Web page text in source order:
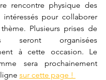
rencontre physique des
intéressés pour collaborer
Plusieurs prises de
seront organisées
à cette occasion. Le
sera prochainement
sur cette page !